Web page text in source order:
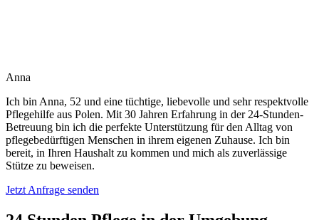
Anna
Ich bin Anna, 52 und eine tüchtige, liebevolle und sehr respektvolle
Pflegehilfe aus Polen. Mit 30 Jahren Erfahrung in der 24-Stunden-
Betreuung bin ich die perfekte Unterstützung für den Alltag von
pflegebedürftigen Menschen in ihrem eigenen Zuhause. Ich bin
bereit, in Ihren Haushalt zu kommen und mich als zuverlässige
Stütze zu beweisen.
Jetzt Anfrage senden